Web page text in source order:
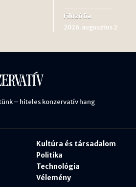
Filozófia
2026. augusztus 2
– hiteles konzervatív hang
Kultúra és társadalom
Politika
Technológia
Vélemény